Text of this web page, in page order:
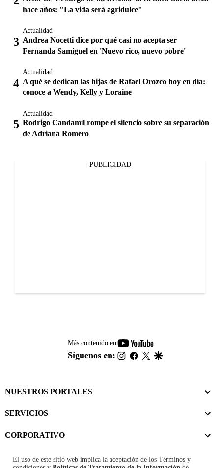
hace años: "La vida será agridulce"
Actualidad
Andrea Nocetti dice por qué casi no acepta ser
Fernanda Samiguel en 'Nuevo rico, nuevo pobre'
Actualidad
A qué se dedican las hijas de Rafael Orozco hoy en día:
conoce a Wendy, Kelly y Loraine
Actualidad
Rodrigo Candamil rompe el silencio sobre su separación
de Adriana Romero
PUBLICIDAD
Más contenido en
youtube-
footer
Síguenos en: instagram
facebook
twitter
NUESTROS PORTALES
SERVICIOS
CORPORATIVO
El uso de este sitio web implica la aceptación de los Términos y